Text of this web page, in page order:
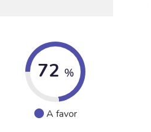
72 %
A favor